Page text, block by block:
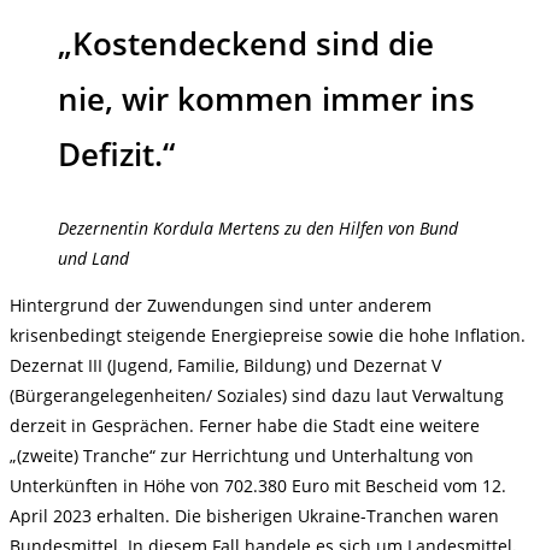
„Kostendeckend sind die
nie, wir kommen immer ins
Defizit.“
Dezernentin Kordula Mertens zu den Hilfen von Bund
und Land
Hintergrund der Zuwendungen sind unter anderem
krisenbedingt steigende Energiepreise sowie die hohe Inflation.
Dezernat III (Jugend, Familie, Bildung) und Dezernat V
(Bürgerangelegenheiten/ Soziales) sind dazu laut Verwaltung
derzeit in Gesprächen. Ferner habe die Stadt eine weitere
„(zweite) Tranche“ zur Herrichtung und Unterhaltung von
Unterkünften in Höhe von 702.380 Euro mit Bescheid vom 12.
April 2023 erhalten. Die bisherigen Ukraine-Tranchen waren